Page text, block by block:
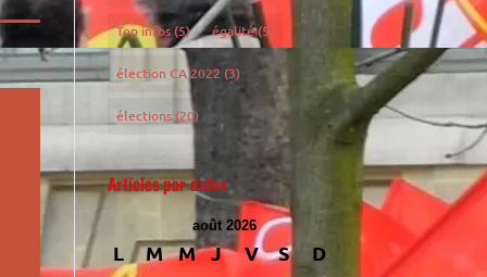
Top infos(5) égalité(5)
élection CA 2022 (3)
élections(20)
Articles par dates
août 2026
L M M J V S
D